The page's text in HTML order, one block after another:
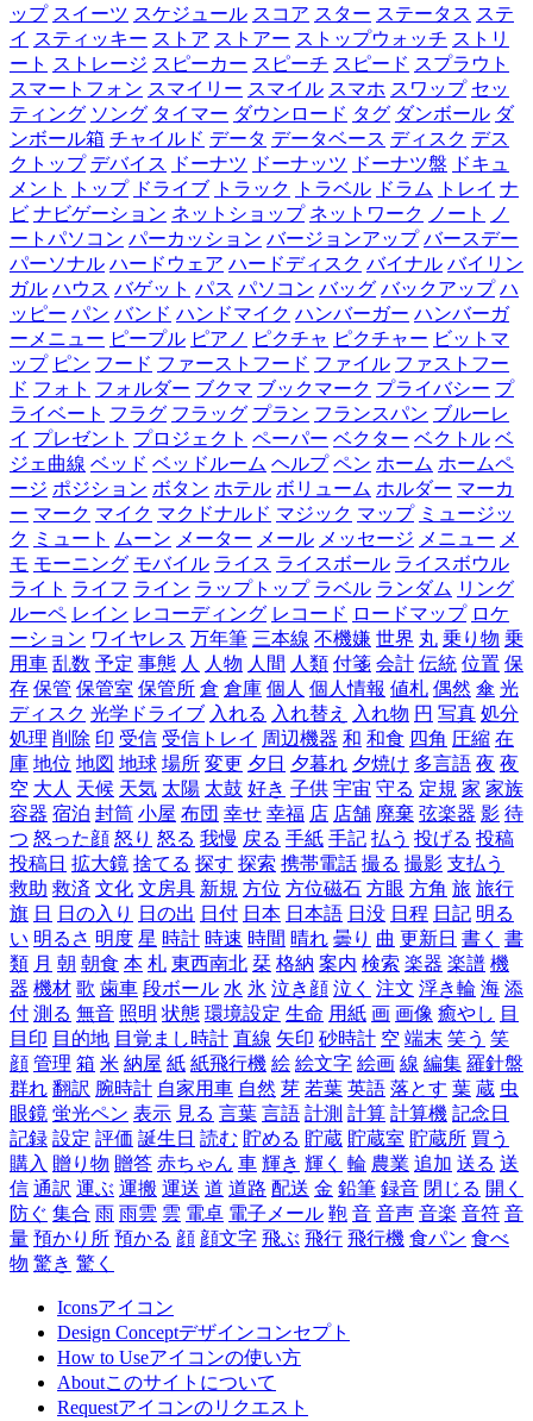
ップ スイーツ スケジュール スコア スター ステータス ステ
イ スティッキー ストア ストアー ストップウォッチ ストリ
ート ストレージ スピーカー スピーチ スピード スプラウト
スマートフォン スマイリー スマイル スマホ スワップ セッ
ティング ソング タイマー ダウンロード タグ ダンボール ダ
ンボール箱 チャイルド データ データベース ディスク デス
クトップ デバイス ドーナツ ドーナッツ ドーナツ盤 ドキュ
メント
トップ ドライブ トラック トラベル ドラム トレイ ナ
ビ ナビゲーション ネットショップ ネットワーク ノート
ノ
ートパソコン パーカッション バージョンアップ バースデー
パーソナル ハードウェア ハードディスク バイナル バイリン
ガル ハウス バゲット パス パソコン バッグ バックアップ ハ
ッピー パン バンド ハンドマイク ハンバーガー ハンバーガ
ーメニュー ピープル ピアノ ピクチャ ピクチャー ビットマ
ップ ピン フード ファーストフード ファイル ファストフー
ド フォト フォルダー ブクマ ブックマーク プライバシー プ
ライベート フラグ フラッグ プラン フランスパン ブルーレ
イ プレゼント プロジェクト ペーパー ベクター ベクトル ベ
ジェ曲線 ベッド ベッドルーム ヘルプ ペン ホーム ホームペ
ージ ポジション ボタン ホテル ボリューム ホルダー マーカ
ー マーク マイク マクドナルド マジック マップ ミュージッ
ク ミュート ムーン メーター メール メッセージ メニュー メ
モ モーニング モバイル ライス ライスボール ライスボウル
ライト ライフ ライン ラップトップ ラベル ランダム リング
ルーペ レイン レコーディング レコード ロードマップ ロケ
ーション ワイヤレス 万年筆 三本線 不機嫌 世界 丸 乗り物 乗
用車 乱数 予定 事態 人 人物 人間 人類 付箋 会計 伝統 位置 保
存 保管 保管室 保管所 倉 倉庫 個人 個人情報 値札 偶然 傘 光
ディスク 光学ドライブ 入れる 入れ替え 入れ物 円 写真 処分
処理 削除 印 受信 受信トレイ 周辺機器 和 和食 四角 圧縮 在
庫 地位 地図 地球 場所 変更 夕日 夕暮れ 夕焼け 多言語 夜 夜
空 大人 天候 天気 太陽 太鼓 好き 子供 宇宙 守る 定規 家 家族
容器 宿泊 封筒 小屋 布団 幸せ 幸福 店 店舗 廃棄 弦楽器 影 待
つ 怒った顔 怒り 怒る 我慢 戻る 手紙 手記 払う 投げる 投稿
投稿日 拡大鏡 捨てる 探す 探索 携帯電話 撮る 撮影 支払う
救助 救済 文化 文房具 新規 方位 方位磁石 方眼 方角 旅 旅行
旗 日 日の入り 日の出 日付 日本 日本語 日没 日程 日記 明る
い 明るさ 明度 星 時計 時速 時間 晴れ 曇り 曲 更新日 書く 書
類 月 朝 朝食 本 札 東西南北 栞 格納 案内 検索 楽器 楽譜 機
器 機材 歌 歯車 段ボール 水 氷 泣き顔 泣く 注文 浮き輪 海 添
付 測る 無音 照明 状態 環境設定 生命 用紙 画 画像 癒やし 目
目印 目的地 目覚まし時計 直線 矢印 砂時計 空 端末 笑う 笑
顔 管理 箱 米 納屋 紙 紙飛行機 絵 絵文字 絵画 線 編集 羅針盤
群れ 翻訳 腕時計 自家用車 自然 芽 若葉 英語 落とす 葉 蔵 虫
眼鏡 蛍光ペン 表示 見る 言葉 言語 計測 計算 計算機 記念日
記録 設定 評価 誕生日 読む 貯める 貯蔵 貯蔵室 貯蔵所 買う
購入 贈り物 贈答 赤ちゃん 車 輝き 輝く 輪 農業 追加 送る 送
信 通訳 運ぶ 運搬 運送 道 道路 配送 金 鉛筆 録音 閉じる 開く
防ぐ 集合 雨 雨雲 雲 電卓 電子メール 鞄 音 音声 音楽 音符 音
量 預かり所 預かる 顔 顔文字 飛ぶ 飛行 飛行機 食パン 食べ
物 驚き 驚く
Iconsアイコン
Design Conceptデザインコンセプト
How to Useアイコンの使い方
Aboutこのサイトについて
Requestアイコンのリクエスト